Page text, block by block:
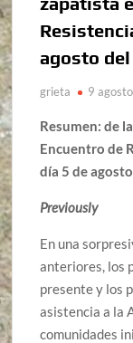
agosto del
grieta 9
Resumen: de
Encuentro de
día 5 de
Previously
En una
anteriores, los
presente y los
asistencia a la
comunidades